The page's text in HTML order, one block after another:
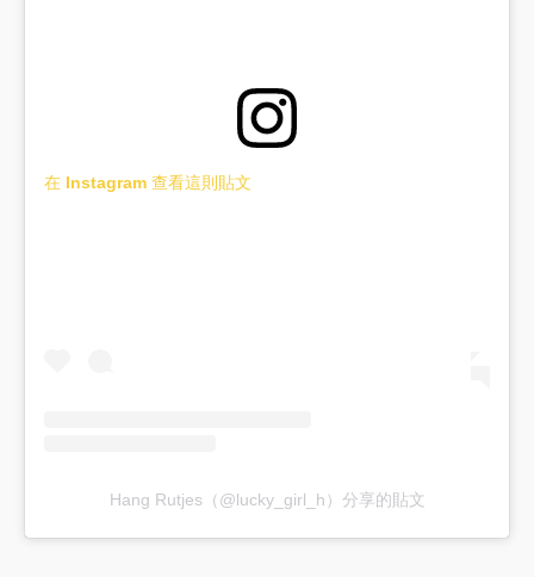
在 Instagram 查看這則貼文
Hang Rutjes（@lucky_girl_h）分享的貼文